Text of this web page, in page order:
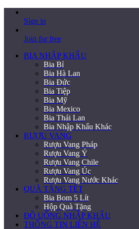
Sign in
Join for free
BIA NHẬP KHẨU
Bia Bỉ
Bia Hà Lan
Bia Đức
Bia Tiệp
Bia Mỹ
Bia Mexico
Bia Thái Lan
Bia Nhập Khẩu Khác
RƯỢU VANG
Rượu Vang Pháp
Rượu Vang Ý
Rượu Vang Chile
Rượu Vang Úc
Rượu Vang Nước Khác
QUÀ TẶNG TẾT
Bia Bom 5 Lít
Hộp Quà Tặng
ĐỒ UỐNG NHẬP KHẨU
THÔNG TIN LIÊN HỆ